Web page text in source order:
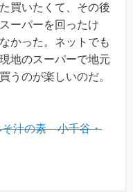
買いたくて、その後
ーパーを回ったけ
かった。ネットでも
地のスーパーで地元
うのが楽しいのだ。
汁の素 小千谷・